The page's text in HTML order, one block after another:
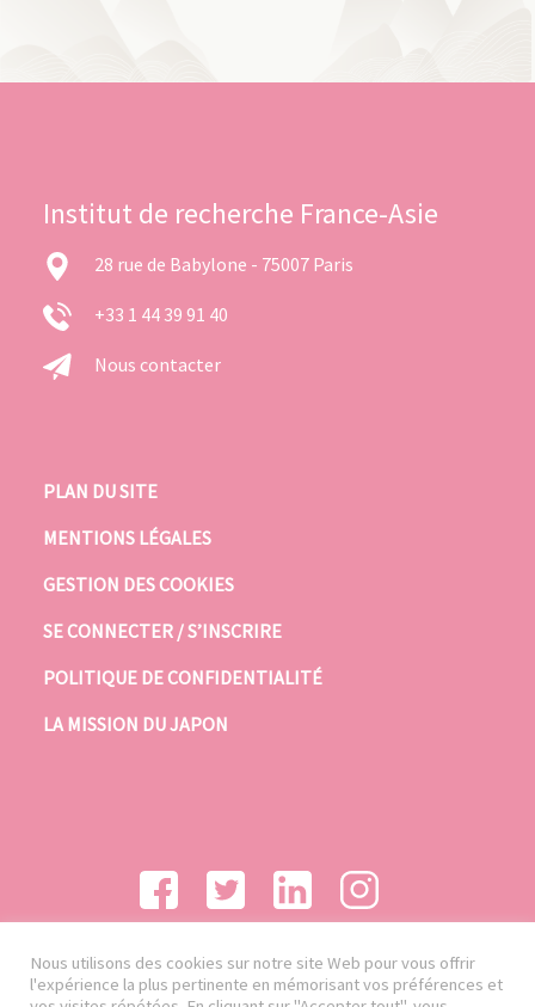
Institut de recherche France-Asie
28 rue de Babylone - 75007 Paris
+33 1 44 39 91 40
Nous contacter
PLAN DU SITE
MENTIONS LÉGALES
GESTION DES COOKIES
SE CONNECTER / S’INSCRIRE
POLITIQUE DE CONFIDENTIALITÉ
LA MISSION DU JAPON
Nous utilisons des cookies sur notre site Web pour vous offrir
l'expérience la plus pertinente en mémorisant vos préférences et